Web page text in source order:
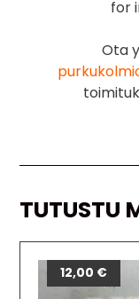
for
Ota
TUTUSTU
12,00 €